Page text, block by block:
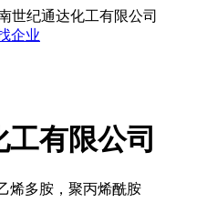
世纪通达化工有限公司
企业
有限公司
烯多胺，聚丙烯酰胺